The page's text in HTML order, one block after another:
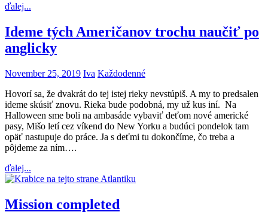
ďalej...
Ideme tých Američanov trochu naučiť po
anglicky
November 25, 2019 Iva Každodenné
Hovorí sa, že dvakrát do tej istej rieky nevstúpiš. A my to predsalen
ideme skúsiť znovu. Rieka bude podobná, my už kus iní. Na
Halloween sme boli na ambasáde vybaviť deťom nové americké
pasy, Mišo letí cez víkend do New Yorku a budúci pondelok tam
opäť nastupuje do práce. Ja s deťmi tu dokončíme, čo treba a
pôjdeme za ním….
ďalej...
Mission completed